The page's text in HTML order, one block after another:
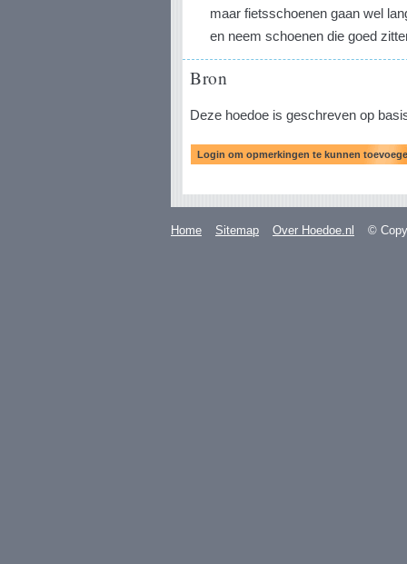
maar fietsschoenen gaan wel
en neem schoenen die goed
Bron
Deze hoedoe is geschreven op
Home Sitemap Over Hoedoe.nl ©